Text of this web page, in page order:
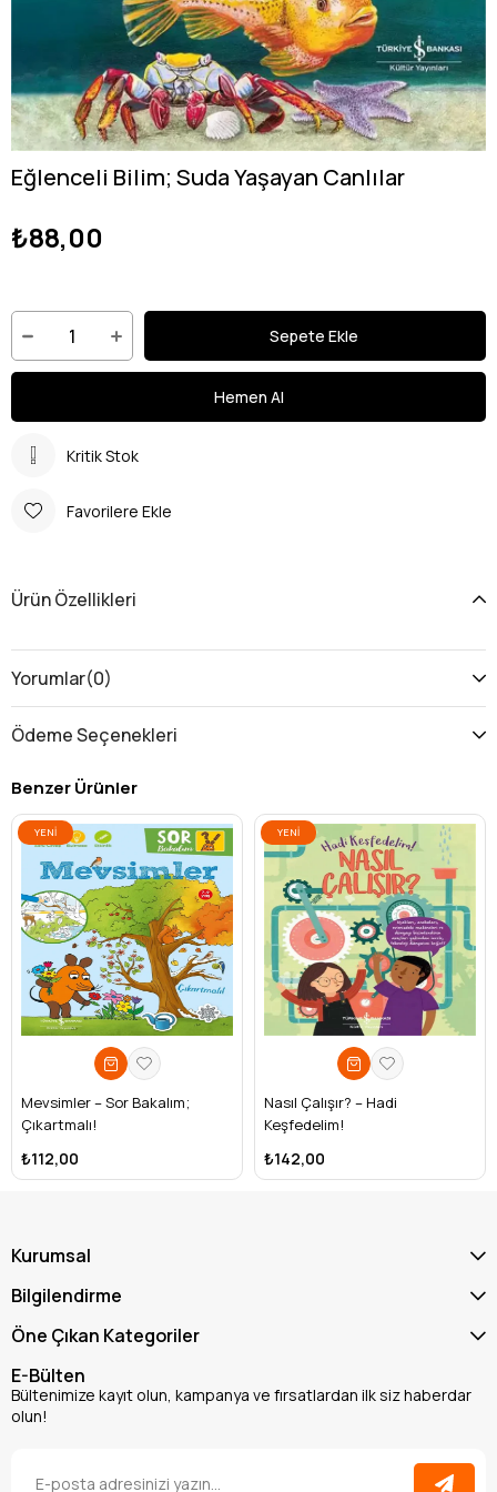
Eğlenceli Bilim; Suda Yaşayan Canlılar
₺88,00
Kritik Stok
Favorilere Ekle
Ürün Özellikleri
Yorumlar(0)
Ödeme Seçenekleri
Benzer Ürünler
Mevsimler – Sor Bakalım;
Çıkartmalı!
₺112,00
YENI
Nasıl Çalışır? – Hadi
Keşfedelim!
₺142,00
YENI
ÜRÜN
Kurumsal
Bilgilendirme
Öne Çıkan Kategoriler
E-Bülten
Bültenimize kayıt olun, kampanya ve fırsatlardan ilk siz haberdar
olun!